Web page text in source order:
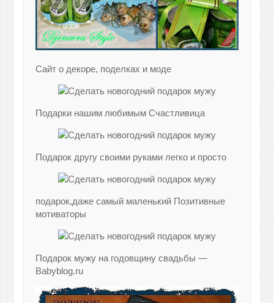
Сайт о декоре, поделках и моде
Подарки нашим любимым Счастливица
Подарок другу своими руками легко и просто
подарок,даже самый маленький Позитивные
мотиваторы
Подарок мужу на годовщину свадьбы —
Babyblog.ru